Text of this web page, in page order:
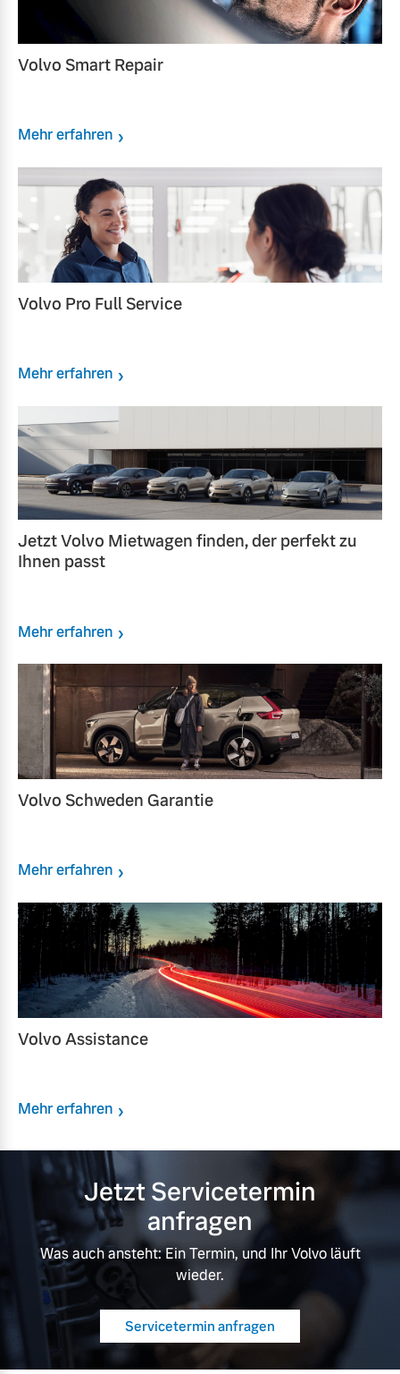
Volvo Smart Repair
Mehr erfahren
Volvo Pro Full Service
Mehr erfahren
Jetzt Volvo Mietwagen finden, der perfekt zu
Ihnen passt
Mehr erfahren
Volvo Schweden Garantie
Mehr erfahren
Volvo Assistance
Mehr erfahren
Jetzt Servicetermin
anfragen
Was auch ansteht: Ein Termin, und Ihr Volvo läuft
wieder.
Servicetermin anfragen